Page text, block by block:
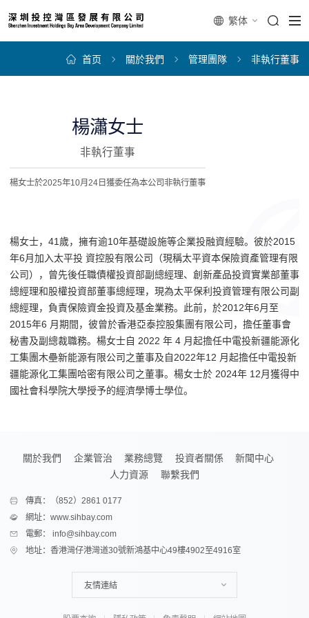
繁体
首页 關於我們 管理團隊 非執行董事
楊瀟女士
非執行董事
楊女士於2025年10月24日獲委任為本公司非執行董事
楊女士，41歲，擁有逾10年基礎設施等企業投融資經驗。彼於2015
年6月加入太平投 資控股有限公司（現稱太平資本保險資產管理有限
公司），曾先後任職債權投資部副總經理、創新產品投資實業部董事
總經理和股權投資部董事總經理，現為太平保利投資管理有限公司副
總經理，負責保險資金投資及基金業務。此前，於2012年6月至
2015年6 月期間，彼曾於香港亞泰控股集團有限公司，擔任董事會
秘書及副總裁職務。楊女士自 2022 年 4 月起擔任中電投新疆能源化
工集團木壘新能源有限公司之董事及自2022年12 月起擔任中電投新
疆能源化工集團哈密有限公司之董事。楊女士於 2024年 12月獲得中
國社會科學院大學授予的經濟學博士學位。
關於我們 企業管治 業務總覽 投資者關係
新聞中心
人力資源
聯繫我們
傳真：（852）2861 0177
網址：www.sihbay.com
電郵： info@sihbay.com
地址：香港灣仔港灣道30號新鴻基中心49樓4902至4916室
友情連結